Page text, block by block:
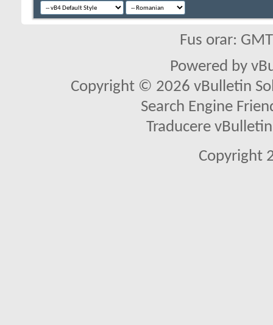
Fus orar:
Powered by
Copyright © 2026 vBulletin
Search Engine
Traducere
Copyright